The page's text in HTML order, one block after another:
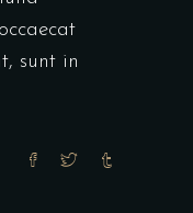
sunt in